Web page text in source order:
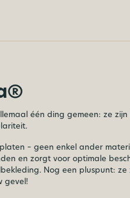
één ding gemeen: ze
– geen enkel ander
en zorgt voor optimale
Nog een pluspunt:
gevel!